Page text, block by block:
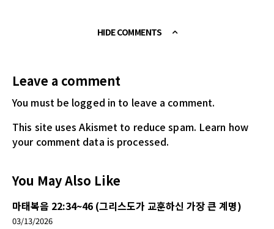
HIDE COMMENTS
Leave a comment
You must be logged in to leave a comment.
This site uses Akismet to reduce spam. Learn how
your comment data is processed.
You May Also Like
마태복음 22:34~46 (그리스도가 교훈하신 가장 큰 계명)
03/13/2026